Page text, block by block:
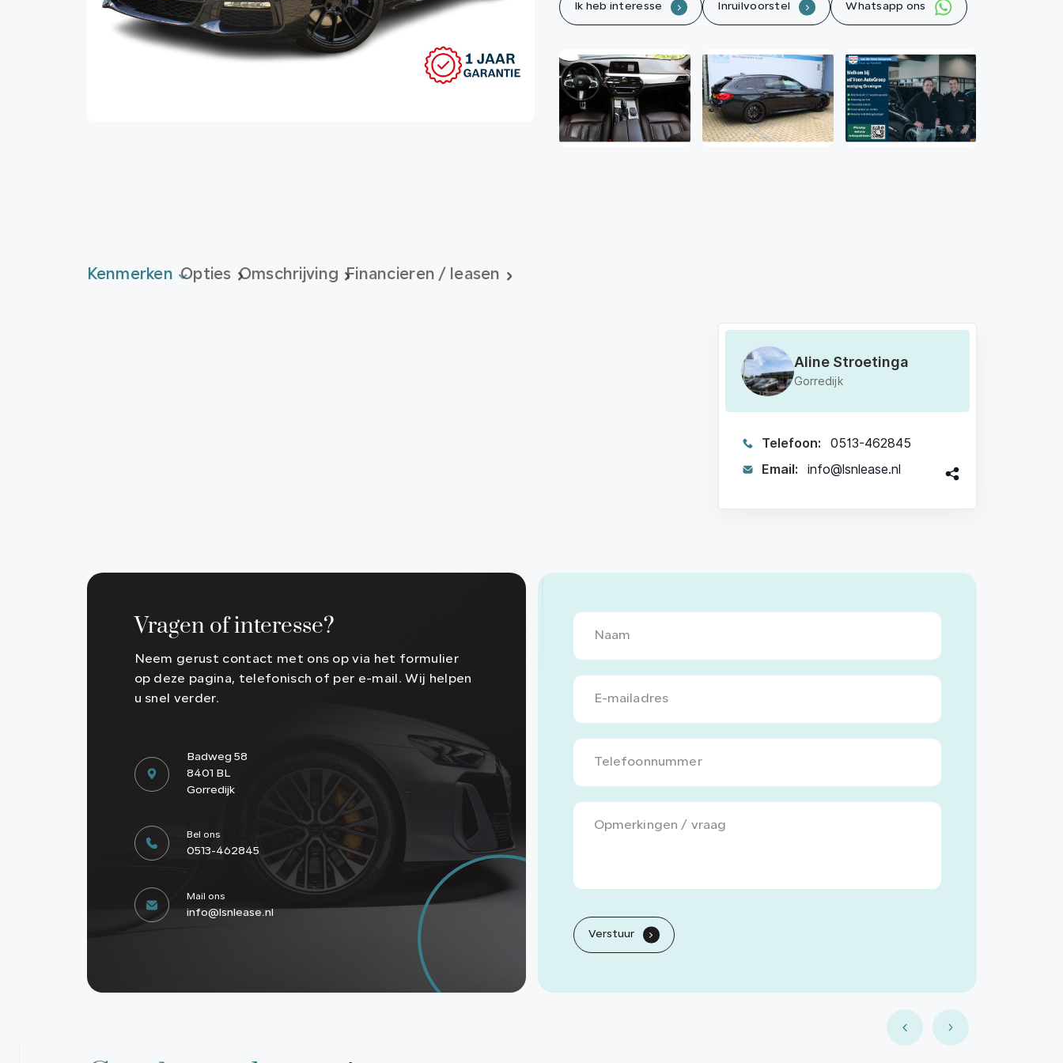
Contact
Ik heb interesse . Inruilvoorstel . Whatsapp ons
Kenmerken Opties Omschrijving Financieren / leasen
Aline Stroetinga
Gorredijk
Telefoon:
0513-462845
Email:
info@lsnlease.nl
Vragen of interesse?
Neem gerust contact met ons op via het formulier
op deze pagina, telefonisch of per e-mail. Wij helpen
u snel verder.
Badweg 58
8401 BL
Gorredijk
Bel ons
0513-462845
Mail ons
info@lsnlease.nl
Verstuur
.